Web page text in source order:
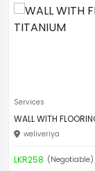
Services
WALL WITH
weliveriya
LKR258 (Negotiable)